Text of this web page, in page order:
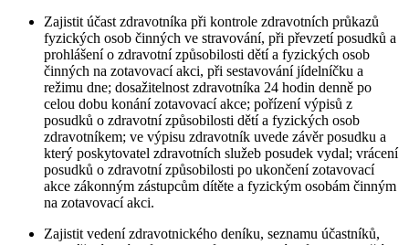
Zajistit účast zdravotníka při kontrole zdravotních průkazů
fyzických osob činných ve stravování, při převzetí posudků a
prohlášení o zdravotní způsobilosti dětí a fyzických osob
činných na zotavovací akci, při sestavování jídelníčku a
režimu dne; dosažitelnost zdravotníka 24 hodin denně po
celou dobu konání zotavovací akce; pořízení výpisů z
posudků o zdravotní způsobilosti dětí a fyzických osob
zdravotníkem; ve výpisu zdravotník uvede závěr posudku a
který poskytovatel zdravotních služeb posudek vydal; vrácení
posudků o zdravotní způsobilosti po ukončení zotavovací
akce zákonným zástupcům dítěte a fyzickým osobám činným
na zotavovací akci.
Zajistit vedení zdravotnického deníku, seznamu účastníků,